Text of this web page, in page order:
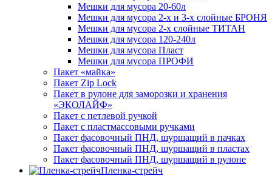
Мешки для мусора 20-60л
Мешки для мусора 2-х и 3-х слойные БРОНЯ
Мешки для мусора 2-х слойные ТИТАН
Мешки для мусора 120-240л
Мешки для мусора Пласт
Мешки для мусора ПРОФИ
Пакет «майка»
Пакет Zip Lock
Пакет в рулоне для заморозки и хранения
«ЭКОЛАЙФ»
Пакет с петлевой ручкой
Пакет с пластмассовыми ручками
Пакет фасовочный ПНД, шуршащий в пачках
Пакет фасовочный ПНД, шуршащий в пластах
Пакет фасовочный ПНД, шуршащий в рулоне
Пленка-стрейч